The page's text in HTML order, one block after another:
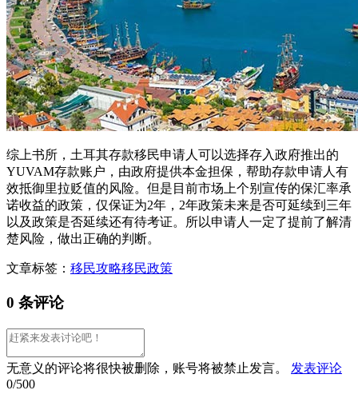
综上书所，土耳其存款移民申请人可以选择存入政府推出的
YUVAM存款账户，由政府提供本金担保，帮助存款申请人有
效抵御里拉贬值的风险。但是目前市场上个别宣传的保汇率承
诺收益的政策，仅保证为2年，2年政策未来是否可延续到三年
以及政策是否延续还有待考证。所以申请人一定了提前了解清
楚风险，做出正确的判断。
文章标签： 移民攻略移民政策
0 条评论
无意义的评论将很快被删除，账号将被禁止发言。
发表评论
0/500